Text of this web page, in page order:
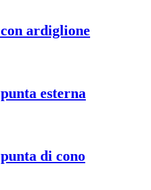
ardiglione
esterna
di cono